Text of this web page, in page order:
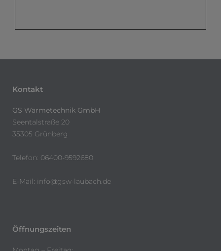
Kontakt
GS Wärmetechnik GmbH
Seentalstraße 20
35305 Grünberg
Telefon: 06400-9592680
E-Mail: info@gsw-laubach.de
Öffnungszeiten